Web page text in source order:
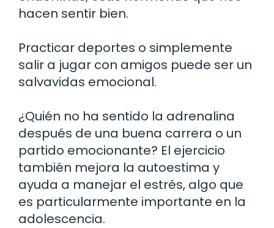
hacen sentir bien.
Practicar deportes o simplemente
salir a jugar con amigos puede ser un
salvavidas emocional.
¿Quién no ha sentido la adrenalina
después de una buena carrera o un
partido emocionante? El ejercicio
también mejora la autoestima y
ayuda a manejar el estrés, algo que
es particularmente importante en la
adolescencia.